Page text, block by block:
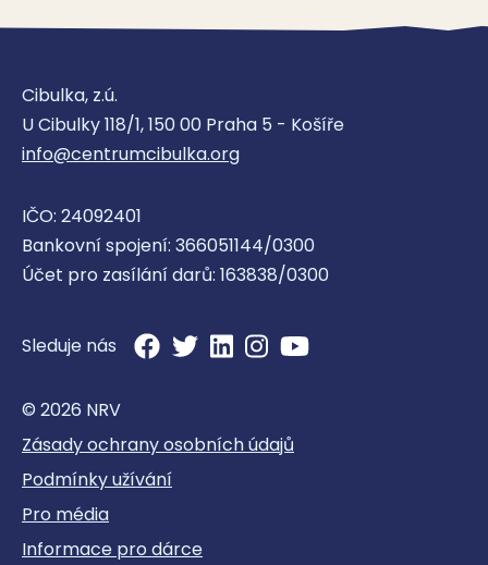
Cibulka, z.ú.
U Cibulky 118/1, 150 00 Praha 5 - Košíře
info@centrumcibulka.org
IČO: 24092401
Bankovní spojení: 366051144/0300
Účet pro zasílání darů: 163838/0300
Sleduje nás
© 2026 NRV
Zásady ochrany osobních údajů
Podmínky užívání
Pro média
Informace pro dárce